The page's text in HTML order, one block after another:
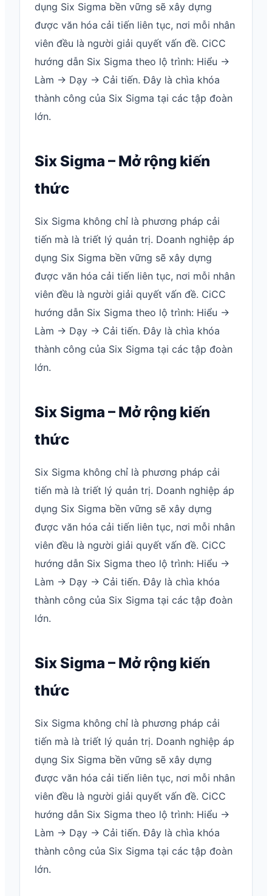
dụng Six Sigma bền vững sẽ xây dựng
được văn hóa cải tiến liên tục, nơi mỗi nhân
viên đều là người giải quyết vấn đề. CiCC
hướng dẫn Six Sigma theo lộ trình: Hiểu →
Làm → Dạy → Cải tiến. Đây là chìa khóa
thành công của Six Sigma tại các tập đoàn
lớn.
Six Sigma – Mở rộng kiến
thức
Six Sigma không chỉ là phương pháp cải
tiến mà là triết lý quản trị. Doanh nghiệp áp
dụng Six Sigma bền vững sẽ xây dựng
được văn hóa cải tiến liên tục, nơi mỗi nhân
viên đều là người giải quyết vấn đề. CiCC
hướng dẫn Six Sigma theo lộ trình: Hiểu →
Làm → Dạy → Cải tiến. Đây là chìa khóa
thành công của Six Sigma tại các tập đoàn
lớn.
Six Sigma – Mở rộng kiến
thức
Six Sigma không chỉ là phương pháp cải
tiến mà là triết lý quản trị. Doanh nghiệp áp
dụng Six Sigma bền vững sẽ xây dựng
được văn hóa cải tiến liên tục, nơi mỗi nhân
viên đều là người giải quyết vấn đề. CiCC
hướng dẫn Six Sigma theo lộ trình: Hiểu →
Làm → Dạy → Cải tiến. Đây là chìa khóa
thành công của Six Sigma tại các tập đoàn
lớn.
Six Sigma – Mở rộng kiến
thức
Six Sigma không chỉ là phương pháp cải
tiến mà là triết lý quản trị. Doanh nghiệp áp
dụng Six Sigma bền vững sẽ xây dựng
được văn hóa cải tiến liên tục, nơi mỗi nhân
viên đều là người giải quyết vấn đề. CiCC
hướng dẫn Six Sigma theo lộ trình: Hiểu →
Làm → Dạy → Cải tiến. Đây là chìa khóa
thành công của Six Sigma tại các tập đoàn
lớn.